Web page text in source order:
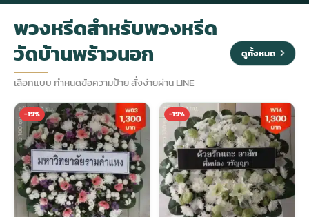
ดอกไม้หน้าหีบ
ดอกไม้หน้างานศพ
จัดดอกไม้หน้ารูป
จัดดอกไม้หน้าโลง
ร้านพวงหรีด
ดอกไม้พวงหรีด
พวงหรีดพระราม 2
พวงหรีด ปากคลองตลาด
ไม้หน้าเมรุ
กไม้หน้าเมรุ
มรุ กรุงเทพ
ม้หน้าเมรุ
ไม้งานแต่ง กรุงเทพ
อกไม้งานแต่ง
ไม้งานแต่ง แบบสวยๆ
พวงหรีดพัดลม กรุงเทพ
พวงหรีดพัดลม ส่งด่วน
ร้านพวงหรีดพัดลม
พวงหรีดพัดลม ปากคลองตลาด
รับจัดงานศพ กรุงเทพ
แพ็คเกจจัดงานศพ
จัดงานศพ วัด
ขั้นตอนจัดงานศพ
พวงหรีดสำหรับพวงหรีด
วัดบ้านพร้าวนอก
เลือกแบบ กำหนดข้อความป้าย สั่งง่ายผ่าน LINE
ดูทั้งหมด
-19% -19%